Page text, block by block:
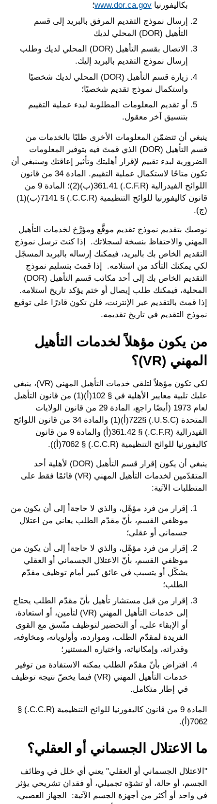
بكاليفورنيا www.dor.ca.gov؛
إرسال نموذج التقديم المرفق بالبريد إلى قسم
التأهيل (DOR) المحلي لديك
الاتصال بقسم التأهيل (DOR) المحلي لديك وطلب
إرسال نموذج التقديم بالبريد إليك.
زيارة قسم التأهيل (DOR) المحلي لديك شخصيًا
واستكمال نموذج تقديم شخصيًا؛
أو تقديم المعلومات المطلوبة لبدء عملية التقييم
بتنسيق آخر معقول.
ينبغي أن تتضمّن المعلومات الأخرى طلبًا بالخدمات من
قسم التأهيل (DOR) الذي قمتَ فيه بتوفير المعلومات
الضرورية لبدء تقييم لإقرار أهليتك وتأثير إعاقتك وسنبغي أن
تكون متاحًا لاستكمال عملية التقييم. المادة 34 من قانون
اللوائح الفيدرالية (C.F.R.) 361.41(ب)(2)؛ المادة 9 من
قانون كاليفورنيا للوائح التنظيمية (C.C.R.) § 7141(ب)(1)
(ج).
نوصيك بتقديم نموذج تقديم موقَّع ومؤرَّخ لخدمات التأهيل
المهني والاحتفاظ بنسخة لسجلاتك. إذا كنتَ ترسل نموذج
التقديم الخاص بك بالبريد، فيمكنك إرساله بالبريد المسجّل
لكي يمكنك التأكد من استلامه. إذا قمتَ بتسليم نموذج
التقديم الخاص بك إلى أحد مكاتب قسم التأهيل (DOR)
المحلية، فيمكنك طلب إيصال أو ختم يؤكد تاريخ استلامه.
إذا قمتَ بالتقديم عبر الإنترنت، فلن تكون قادرًا على توقيع
نموذج التقديم في تاريخ تقديمه.
من يكون مؤهلاً لخدمات التأهيل
المهني (VR)؟
لكي تكون مؤهلاً لتلقي خدمات التأهيل المهني (VR)، ينبغي
عليك تلبية معايير الأهلية في § 102(أ)(1) من قانون التأهيل
لعام 1973 (أيضًا راجع، المادة 29 من قانون الولايات
المتحدة (U.S.C.) §722(أ)(1) والمادة 34 من قانون اللوائح
الفيدرالية (C.F.R.) § 361.42(أ) والمادة 9 من قانون
كاليفورنيا للوائح التنظيمية (C.C.R.) § 7062(أ)).
ينبغي أن يكون إقرار قسم التأهيل (DOR) لأهلية أحد
المتقدّمين لخدمات التأهيل المهني (VR) قائمًا فقط على
المتطلبات الآتية:
إقرار من فرد مؤهّل، والذي لا حاجةأ إلى أن يكون من
موظفي القسم، بأنّ مقدّم الطلب يعاني من اعتلال
جسماني أو عقلي؛
إقرار من فرد مؤهّل، والذي لا حاجةأ إلى أن يكون من
موظفي القسم، بأنّ الاعتلال الجسماني أو العقلي
يشكّل أو يتسبب في عائق كبير أمام توظيف مقدّم
الطلب؛
إقرار من قبل مستشار تأهيل بأنّ مقدّم الطلب يحتاج
إلى خدمات التأهيل المهني (VR) لتأمين، أو استعادة،
أو الإبقاء على، أو التحضير لتوظيف متّسق مع القوى
الفريدة لمقدّم الطلب، وموارده، وأولوياته، ومخاوفه،
وقدراته، وإمكانياته، واختياره المستنير؛
افتراض بأنّ مقدّم الطلب يمكنه الاستفادة من توفير
خدمات التأهيل المهني (VR) فيما يخصّ نتيجة توظيف
في إطار متكامل.
المادة 9 من قانون كاليفورنيا للوائح التنظيمية (C.C.R.) §
7062(أ).
ما الاعتلال الجسماني أو العقلي؟
"الاعتلال الجسماني أو العقلي" يعني أي خلل في وظائف
الجسم، أو حالة، أو تشوّه تجميلي، أو فقدان تشريحي يؤثر
في واحد أو أكثر من أجهزة الجسم الآتية: الجهاز العصبي،